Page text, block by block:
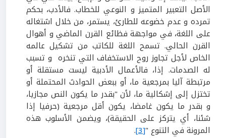
الأصل التعبير المتميز و النوعي للخطاب. فالأدب، بحكم
تمرده و عدم خضوعه للطارئ، يستمر، من خلال اشتغاله
على اللغة، في مواجهة فظائع القرن الماضي و أهوال
القرن الحالي. تسمح اللغة للكاتب من تشكيل عالمه
الخاص لأجل تجاوز روح الاستخفاف التي تنخره و تسبب
له الصدمات. إذا، فالأعمال الأدبية ليست مستقلة أو
مرتبطة آليا بمرجعية ما، أو ببعض الحوادث المحتملة أو
تختزل إلى إشكالية ما، لأن "بقدر ما يكون النص مجازيا،
و بقدر ما يكون غامضا، يكون أقل مرجعية (حرفيا إذا
شئنا، أي يتركز على الحقيقة)، ويضمن الأسلوب هذه
المرونة في التنوع "[3]
.